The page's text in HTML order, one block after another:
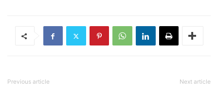
Previous article Next article